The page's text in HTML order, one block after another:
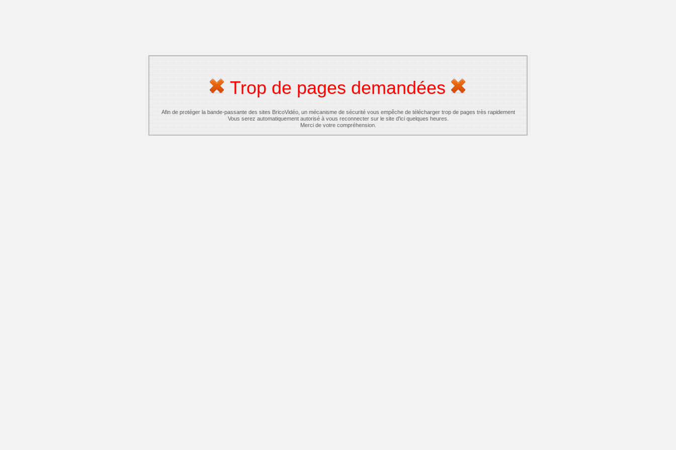
Trop de pages demandées
Afin de protéger la bande-passante des sites BricoVidéo, un mécanisme de sécurité vous empêche de télécharger trop de pages très rapidement
Vous serez automatiquement autorisé à vous reconnecter sur le site d'ici quelques heures.
Merci de votre compréhension.